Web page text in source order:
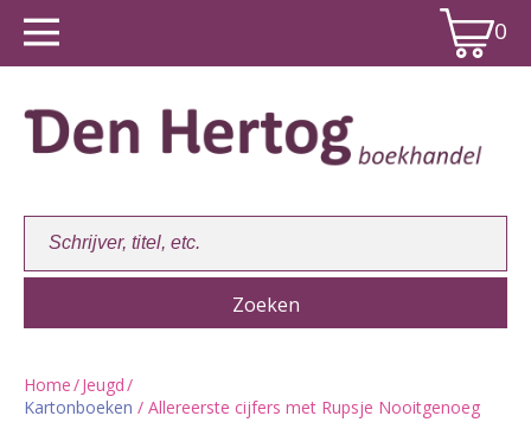
0
Winkelwagen:
Home/Jeugd/
Kartonboeken / Allereerste cijfers met Rupsje Nooitgenoeg